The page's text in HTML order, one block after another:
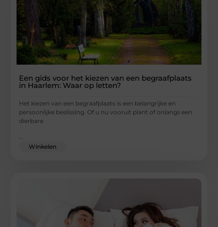
Een gids voor het kiezen van een begraafplaats
in Haarlem: Waar op letten?
Het kiezen van een begraafplaats is een belangrijke en
persoonlijke beslissing. Of u nu vooruit plant of onlangs een
dierbare
Winkelen